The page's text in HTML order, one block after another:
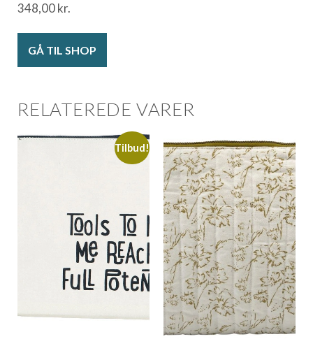
348,00kr.
GÅ TIL SHOP
RELATEREDE VARER
Tilbud!